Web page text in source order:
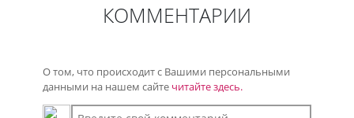
КОММЕНТАРИИ
О том, что происходит с Вашими персональными
данными на нашем сайте читайте здесь.